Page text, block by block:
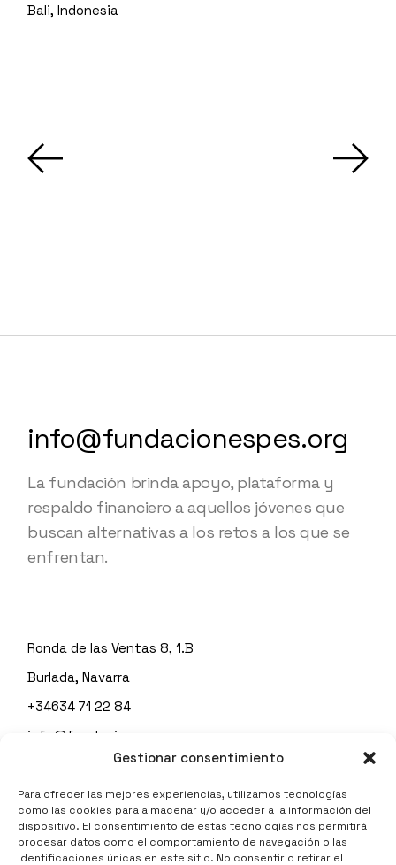
Gestionar consentimiento
Para ofrecer las mejores experiencias, utilizamos tecnologías
como las cookies para almacenar y/o acceder a la información del
dispositivo. El consentimiento de estas tecnologías nos permitirá
procesar datos como el comportamiento de navegación o las
identificaciones únicas en este sitio. No consentir o retirar el
Bali, Indonesia
info@fundacionespes.org
La fundación brinda apoyo, plataforma y
respaldo financiero a aquellos jóvenes que
buscan alternativas a los retos a los que se
enfrentan.
Ronda de las Ventas 8, 1.B
Burlada, Navarra
+34634 71 22 84
info@fundacionespes.org
Política de privacidad